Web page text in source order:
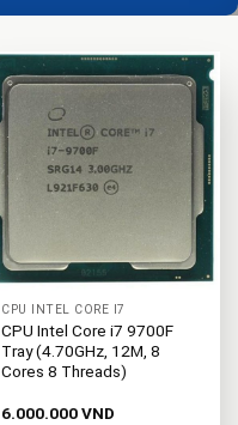
CPU INTEL CORE I7
CPU Intel Core i7 9700F
Tray (4.70GHz, 12M, 8
Cores 8 Threads)
6.000.000VND